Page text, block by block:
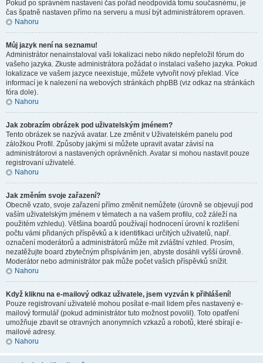
Pokud po správném nastavení čas pořád neodpovídá tomu současnému, je
čas špatně nastaven přímo na serveru a musí být administrátorem opraven.
Nahoru
Můj jazyk není na seznamu!
Administrátor nenainstaloval vaši lokalizaci nebo nikdo nepřeložil fórum do
vašeho jazyka. Zkuste administrátora požádat o instalaci vašeho jazyka. Pokud
lokalizace ve vašem jazyce neexistuje, můžete vytvořit nový překlad. Více
informací je k nalezení na webových stránkách phpBB (viz odkaz na stránkách
fóra dole).
Nahoru
Jak zobrazím obrázek pod uživatelským jménem?
Tento obrázek se nazývá avatar. Lze změnit v Uživatelském panelu pod
záložkou Profil. Způsoby jakými si můžete upravit avatar závisí na
administrátorovi a nastavených oprávněních. Avatar si mohou nastavit pouze
registrovaní uživatelé.
Nahoru
Jak změním svoje zařazení?
Obecně vzato, svoje zařazení přímo změnit nemůžete (úrovně se objevují pod
vaším uživatelským jménem v tématech a na vašem profilu, což záleží na
použitém vzhledu). Většina boardů používají hodnocení úrovní k rozlišení
počtu vámi přidaných příspěvků a k identifikaci určitých uživatelů, např.
označení moderátorů a administrátorů může mít zvláštní vzhled. Prosím,
nezatěžujte board zbytečným přispíváním jen, abyste dosáhli vyšší úrovně.
Moderátor nebo administrátor pak může počet vašich příspěvků snížit.
Nahoru
Když kliknu na e-mailový odkaz uživatele, jsem vyzván k přihlášení!
Pouze registrovaní uživatelé mohou posílat e-mail lidem přes nastavený e-
mailový formulář (pokud administrátor tuto možnost povolil). Toto opatření
umožňuje zbavit se otravných anonymních vzkazů a robotů, které sbírají e-
mailové adresy.
Nahoru